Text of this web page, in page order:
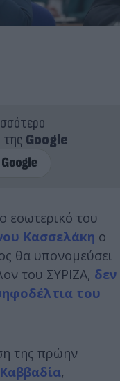
Google
εσωτερικό του
Κασσελάκη ο
θα υπονομεύσει
του ΣΥΡΙΖΑ, δεν
του
της πρώην
,